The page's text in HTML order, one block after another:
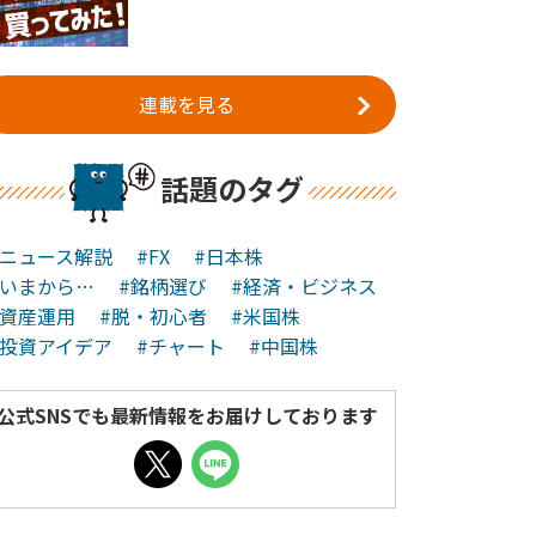
連載を見る
話題のタグ
ュース解説 #FX
#日本株
まから…
#銘柄選び
#経済・ビジネス
産運用
#脱・初心者
#米国株
資アイデア
#チャート #中国株
式SNSでも最新情報をお届けしております